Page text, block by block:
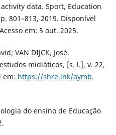
data. Sport, Education
801–813, 2019. Disponível
em: 5 out. 2025.
VAN DIJCK, José.
midiáticos, [s. l.], v. 22,
em: https://shre.ink/aymb.
do ensino de Educação